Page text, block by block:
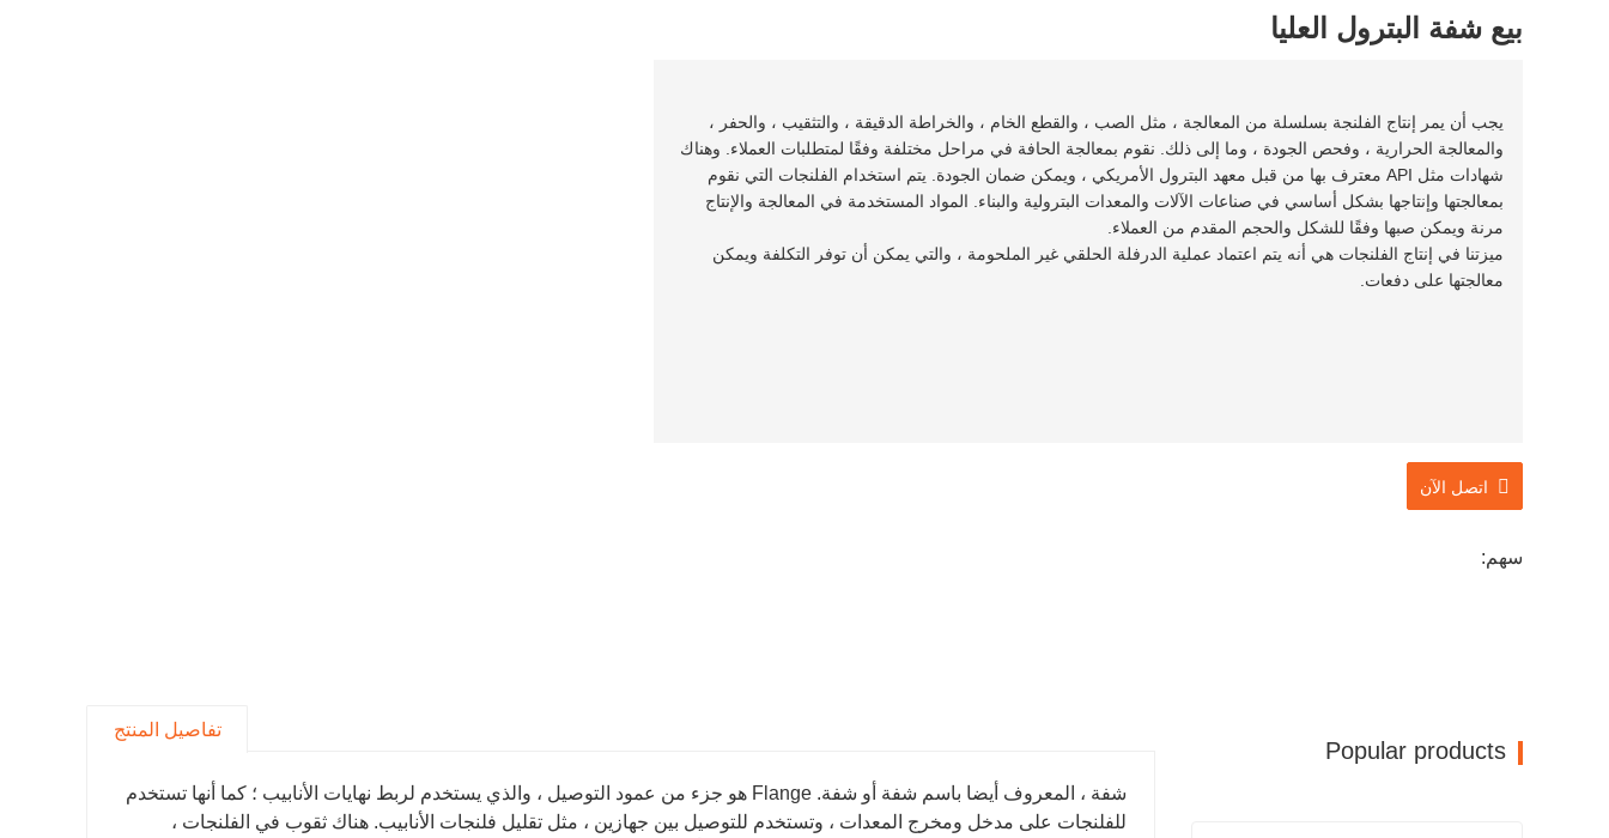
بيع شفة البترول العليا
يجب أن يمر إنتاج الفلنجة بسلسلة من المعالجة ، مثل الصب ، والقطع الخام ، والخراطة الدقيقة ، والتثقيب ، والحفر ،
والمعالجة الحرارية ، وفحص الجودة ، وما إلى ذلك. نقوم بمعالجة الحافة في مراحل مختلفة وفقًا لمتطلبات العملاء.
وهناك
شهادات مثل API معترف بها من قبل معهد البترول الأمريكي ، ويمكن ضمان الجودة.
يتم استخدام الفلنجات التي نقوم
بمعالجتها وإنتاجها بشكل أساسي في صناعات الآلات والمعدات البترولية والبناء.
المواد المستخدمة في المعالجة والإنتاج
مرنة ويمكن صبها وفقًا للشكل والحجم المقدم من العملاء.
ميزتنا في إنتاج الفلنجات هي أنه يتم اعتماد عملية الدرفلة الحلقي غير الملحومة ، والتي يمكن أن توفر التكلفة ويمكن
معالجتها على دفعات.
اتصل الآن
سهم:
تفاصيل المنتج
شفة ، المعروف أيضا باسم شفة أو شفة. Flange هو جزء من عمود التوصيل ، والذي يستخدم لربط نهايات الأنابيب ؛ كما أنها تستخدم
للفلنجات على مدخل ومخرج المعدات ، وتستخدم للتوصيل بين جهازين ، مثل تقليل فلنجات الأنابيب. هناك ثقوب في الفلنجات ،
Popular products